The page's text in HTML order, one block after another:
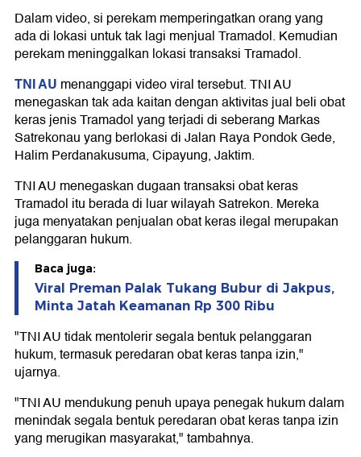
Dalam video, si perekam memperingatkan orang yang
ada di lokasi untuk tak lagi menjual Tramadol. Kemudian
perekam meninggalkan lokasi transaksi Tramadol.
TNI AU menanggapi video viral tersebut. TNI AU
menegaskan tak ada kaitan dengan aktivitas jual beli obat
keras jenis Tramadol yang terjadi di seberang Markas
Satrekonau yang berlokasi di Jalan Raya Pondok Gede,
Halim Perdanakusuma, Cipayung, Jaktim.
TNI AU menegaskan dugaan transaksi obat keras
Tramadol itu berada di luar wilayah Satrekon. Mereka
juga menyatakan penjualan obat keras ilegal merupakan
pelanggaran hukum.
Baca juga:
Viral Preman Palak Tukang Bubur di Jakpus,
Minta Jatah Keamanan Rp 300 Ribu
"TNI AU tidak mentolerir segala bentuk pelanggaran
hukum, termasuk peredaran obat keras tanpa izin,"
ujarnya.
"TNI AU mendukung penuh upaya penegak hukum dalam
menindak segala bentuk peredaran obat keras tanpa izin
yang merugikan masyarakat," tambahnya.